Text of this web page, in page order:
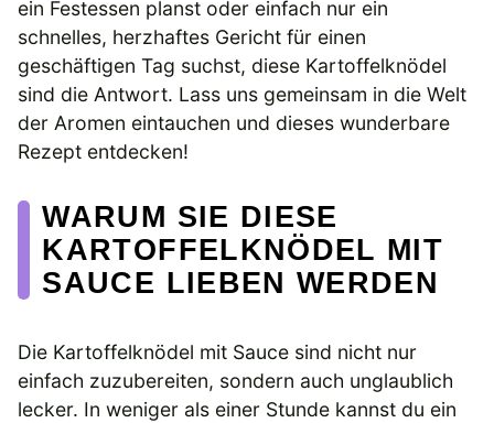
ein Festessen planst oder einfach nur ein
schnelles, herzhaftes Gericht für einen
geschäftigen Tag suchst, diese Kartoffelknödel
sind die Antwort. Lass uns gemeinsam in die Welt
der Aromen eintauchen und dieses wunderbare
Rezept entdecken!
WARUM SIE DIESE
KARTOFFELKNÖDEL MIT
SAUCE LIEBEN WERDEN
Die Kartoffelknödel mit Sauce sind nicht nur
einfach zuzubereiten, sondern auch unglaublich
lecker. In weniger als einer Stunde kannst du ein